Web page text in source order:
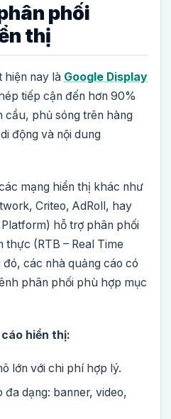
phối
thị
hiện nay là Google Display
tiếp cận đến hơn 90%
cầu, phủ sóng trên hàng
động và nội dung
mạng hiển thị khác như
Criteo, AdRoll, hay
hỗ trợ phân phối
thực (RTB – Real Time
đó, các nhà quảng cáo có
phân phối phù hợp mục
hiển thị:
lớn với chi phí hợp lý.
dạng: banner, video,